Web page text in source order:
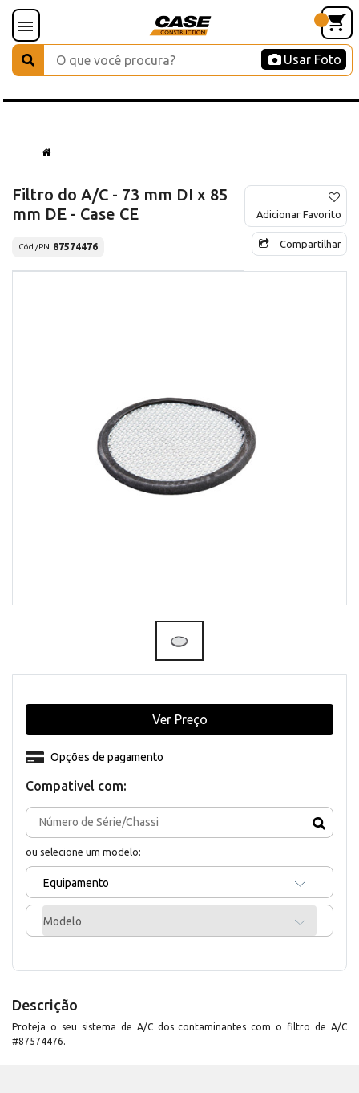
Usar Foto
Filtro do A/C - 73 mm DI x 85
mm DE - Case CE
Cód./PN 87574476
Adicionar Favorito
Compartilhar
Compativel com:
ou selecione um modelo:
Equipamento
Modelo
Opções de pagamento
Ver Preço
Descrição
Proteja o seu sistema de A/C dos contaminantes com o filtro de A/C
#87574476.